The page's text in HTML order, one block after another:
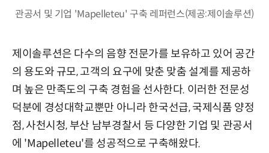
관공서 및 기업 'Mapelleteu' 구축 레퍼런스(제공:제이솔루션)
제이솔루션은 다수의 음향 전문가를 보유하고 있어 공간
의 용도와 규모, 고객의 요구에 맞춘 맞춤 설계를 제공하
며 높은 만족도의 구축 경험을 선사한다. 이러한 전문성
덕분에 경성대학교뿐만 아니라 한국선급, 국제식품 양정
점, 사천시청, 부산 남부경찰서 등 다양한 기업 및 관공서
에 'Mapelleteu'를 성공적으로 구축해왔다.